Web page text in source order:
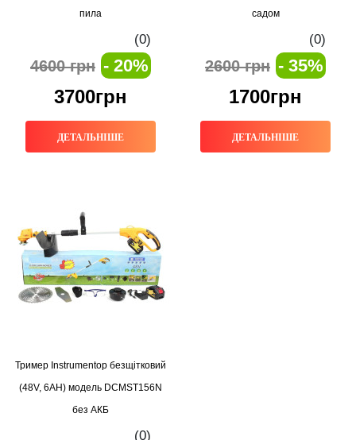
пила
(0)
4600 грн - 20%
3700грн
ДЕТАЛЬНІШЕ
садом
(0)
2600 грн - 35%
1700грн
ДЕТАЛЬНІШЕ
Тример Instrumentop безщітковий
(48V, 6AH) модель DCMST156N
без АКБ
(0)